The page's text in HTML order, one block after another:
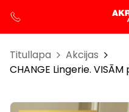
Titullapa
Akcijas
CHANGE Lingerie.